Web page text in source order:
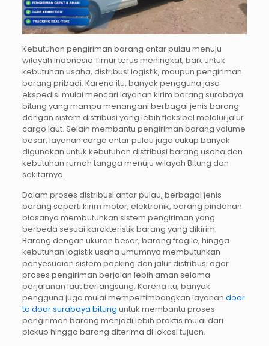
Kebutuhan pengiriman barang antar pulau menuju
wilayah Indonesia Timur terus meningkat, baik untuk
kebutuhan usaha, distribusi logistik, maupun pengiriman
barang pribadi. Karena itu, banyak pengguna jasa
ekspedisi mulai mencari layanan kirim barang surabaya
bitung yang mampu menangani berbagai jenis barang
dengan sistem distribusi yang lebih fleksibel melalui jalur
cargo laut. Selain membantu pengiriman barang volume
besar, layanan cargo antar pulau juga cukup banyak
digunakan untuk kebutuhan distribusi barang usaha dan
kebutuhan rumah tangga menuju wilayah Bitung dan
sekitarnya.
Dalam proses distribusi antar pulau, berbagai jenis
barang seperti kirim motor, elektronik, barang pindahan
biasanya membutuhkan sistem pengiriman yang
berbeda sesuai karakteristik barang yang dikirim.
Barang dengan ukuran besar, barang fragile, hingga
kebutuhan logistik usaha umumnya membutuhkan
penyesuaian sistem packing dan jalur distribusi agar
proses pengiriman berjalan lebih aman selama
perjalanan laut berlangsung. Karena itu, banyak
pengguna juga mulai mempertimbangkan layanan door
to door surabaya bitung untuk membantu proses
pengiriman barang menjadi lebih praktis mulai dari
pickup hingga barang diterima di lokasi tujuan.